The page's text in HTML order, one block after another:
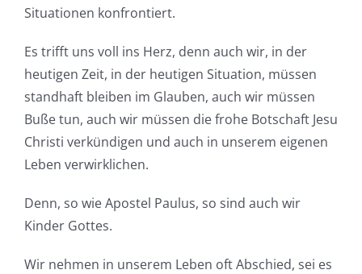
Situationen konfrontiert.
Es trifft uns voll ins Herz, denn auch wir, in der
heutigen Zeit, in der heutigen Situation, müssen
standhaft bleiben im Glauben, auch wir müssen
Buße tun, auch wir müssen die frohe Botschaft Jesu
Christi verkündigen und auch in unserem eigenen
Leben verwirklichen.
Denn, so wie Apostel Paulus, so sind auch wir
Kinder Gottes.
Wir nehmen in unserem Leben oft Abschied, sei es